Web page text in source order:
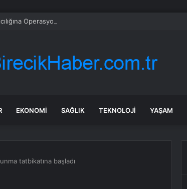
Operasyon: Kilometre ve Hasar Gizleme
EKONOMI SAĞLIK TEKNOLOJI YAŞAM
tatbikatına başladı